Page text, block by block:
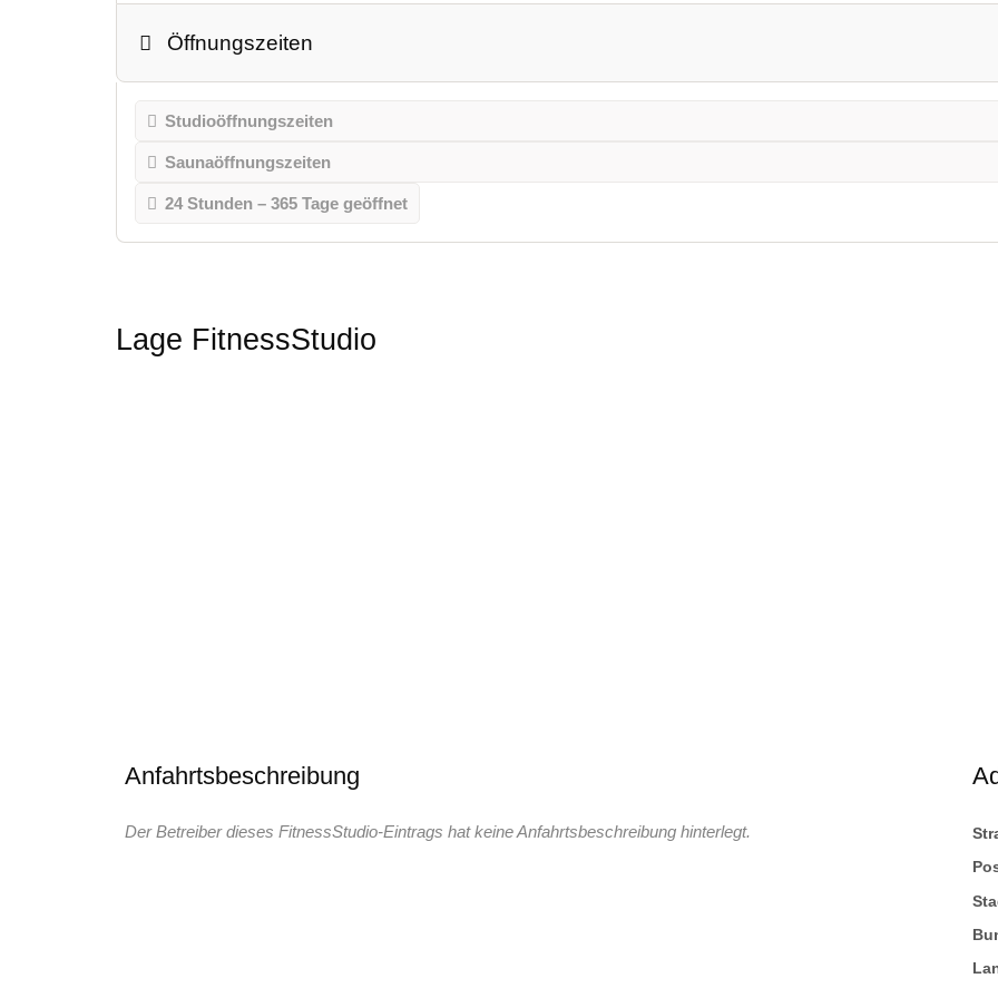
Öffnungszeiten
Studioöffnungszeiten
Saunaöffnungszeiten
24 Stunden – 365 Tage geöffnet
Lage FitnessStudio
Anfahrtsbeschreibung
Der Betreiber dieses FitnessStudio-Eintrags hat keine Anfahrtsbeschreibung hinterlegt.